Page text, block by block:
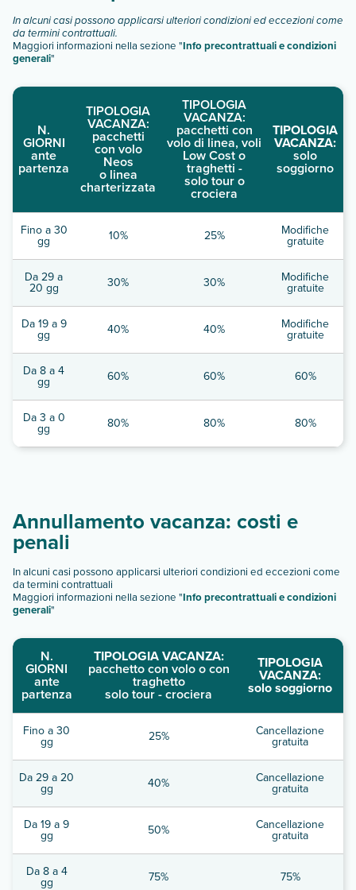
In alcuni casi possono applicarsi ulteriori condizioni ed eccezioni come
da termini contrattuali.
Maggiori informazioni nella sezione "Info precontrattuali e condizioni
generali"
N.
GIORNI
ante
partenza
TIPOLOGIA
VACANZA:
pacchetti
con volo
Neos
o linea
charterizzata
TIPOLOGIA
VACANZA:
pacchetti con
volo di linea, voli
Low Cost o
traghetti -
solo tour o
crociera
TIPOLOGIA
VACANZA:
solo
soggiorno
Fino a 30
gg 10% 25% Modifiche
gratuite
Da 29 a
20 gg 30% 30% Modifiche
gratuite
Da 19 a 9
gg 40% 40% Modifiche
gratuite
Da 8 a 4
gg 60% 60% 60%
Da 3 a 0
gg 80% 80% 80%
Annullamento vacanza: costi e
penali
In alcuni casi possono applicarsi ulteriori condizioni ed eccezioni come
da termini contrattuali
Maggiori informazioni nella sezione "Info precontrattuali e condizioni
generali"
N.
GIORNI
ante
partenza
TIPOLOGIA VACANZA:
pacchetto con volo o con
traghetto
solo tour - crociera
TIPOLOGIA
VACANZA:
solo soggiorno
Fino a 30
gg 25% Cancellazione
gratuita
Da 29 a 20
gg 40% Cancellazione
gratuita
Da 19 a 9
gg 50% Cancellazione
gratuita
Da 8 a 4
gg 75% 75%